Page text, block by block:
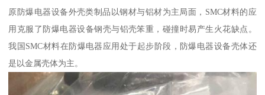
原防爆电器设备外壳类制品以钢材与铝材为主局面，SMC材料的应
用克服了防爆电器设备钢壳与铝壳笨重，碰撞时易产生火花缺点。
我国SMC材料在防爆电器应用处于起步阶段，防爆电器设备壳体还
是以金属壳体为主。